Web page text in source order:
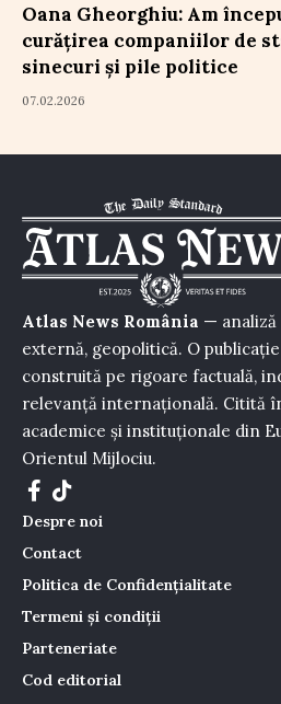
Oana Gheorghiu: Am
curățirea companiilor de
sinecuri și pile politice
07.02.2026
Atlas News România — analiză
externă, geopolitică. O
construită pe rigoare factuală,
relevanță internațională. Citită
academice și instituționale din
Orientul Mijlociu.
Despre noi
Contact
Politica de Confidențialitate
Termeni și condiții
Parteneriate
Cod editorial